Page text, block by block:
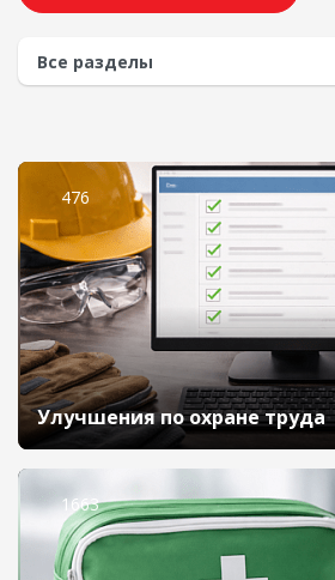
476
Улучшения по охране труда
1663